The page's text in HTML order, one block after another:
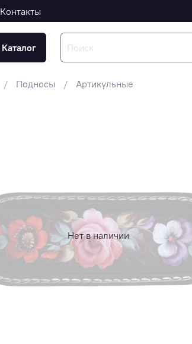
Контакты
Каталог
Подносы Артикульные
Нет в наличии